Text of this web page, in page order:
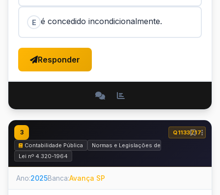
E é concedido incondicionalmente.
Responder
3
Q1133717
Contabilidade Pública
Normas e Legislações de Contabilidade Pública
Lei nº 4.320-1964
Ano:2025Banca:Avança SP